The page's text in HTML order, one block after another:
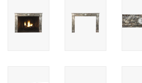
Login